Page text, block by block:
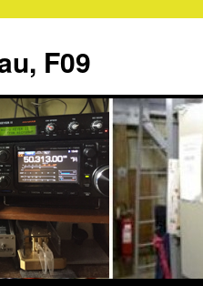
F09